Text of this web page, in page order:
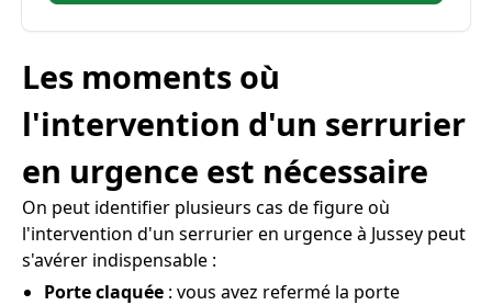
Les moments où
l'intervention d'un serrurier
en urgence est nécessaire
On peut identifier plusieurs cas de figure où
l'intervention d'un serrurier en urgence à Jussey peut
s'avérer indispensable :
Porte claquée : vous avez refermé la porte